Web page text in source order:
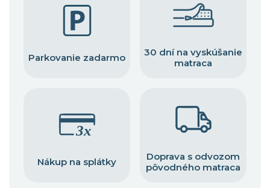
Parkovanie zadarmo
30 dní na vyskúšanie
matraca
Nákup na splátky
Doprava s odvozom
pôvodného matraca